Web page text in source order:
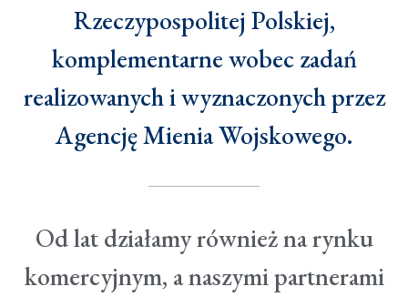
Rzeczypospolitej Polskiej,
komplementarne wobec zadań
realizowanych i wyznaczonych przez
Agencję Mienia Wojskowego.
Od lat działamy również na rynku
komercyjnym, a naszymi partnerami